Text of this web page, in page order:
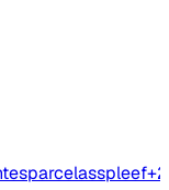
parcelasspleef+2